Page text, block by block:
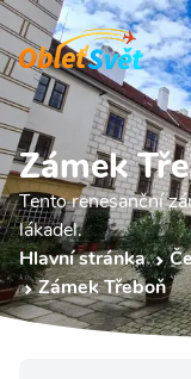
Zámek
Tento renesanční
lákadel.
Hlavní stránka
Zámek Třeboň